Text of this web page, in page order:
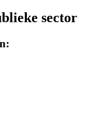
sector